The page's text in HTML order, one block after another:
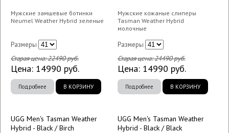
Мужские замшевые ботинки
Neumel Weather Hybrid зеленые
Размеры
Старая цена:22490руб.
Цена: 14990 руб.
Подробнее В КОРЗИНУ
Мужские кожаные слиперы
Tasman Weather Hybrid
молочные
Размеры
Старая цена:24490руб.
Цена: 14990 руб.
Подробнее В КОРЗИНУ
UGG Men's Tasman Weather
Hybrid - Black / Birch
UGG Men's Tasman Weather
Hybrid - Black / Black